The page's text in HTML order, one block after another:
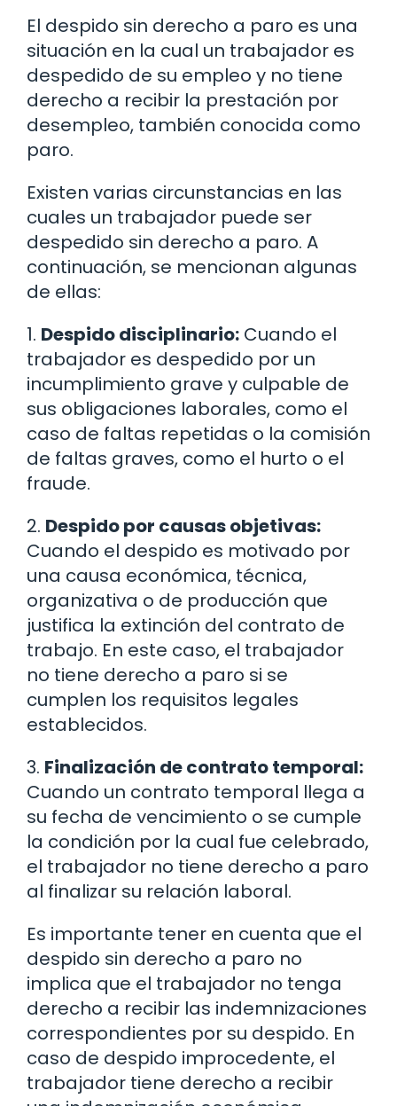
El despido sin derecho a paro es una
situación en la cual un trabajador es
despedido de su empleo y no tiene
derecho a recibir la prestación por
desempleo, también conocida como
paro.
Existen varias circunstancias en las
cuales un trabajador puede ser
despedido sin derecho a paro. A
continuación, se mencionan algunas
de ellas:
1. Despido disciplinario: Cuando el
trabajador es despedido por un
incumplimiento grave y culpable de
sus obligaciones laborales, como el
caso de faltas repetidas o la comisión
de faltas graves, como el hurto o el
fraude.
2. Despido por causas objetivas:
Cuando el despido es motivado por
una causa económica, técnica,
organizativa o de producción que
justifica la extinción del contrato de
trabajo. En este caso, el trabajador
no tiene derecho a paro si se
cumplen los requisitos legales
establecidos.
3. Finalización de contrato temporal:
Cuando un contrato temporal llega a
su fecha de vencimiento o se cumple
la condición por la cual fue celebrado,
el trabajador no tiene derecho a paro
al finalizar su relación laboral.
Es importante tener en cuenta que el
despido sin derecho a paro no
implica que el trabajador no tenga
derecho a recibir las indemnizaciones
correspondientes por su despido. En
caso de despido improcedente, el
trabajador tiene derecho a recibir